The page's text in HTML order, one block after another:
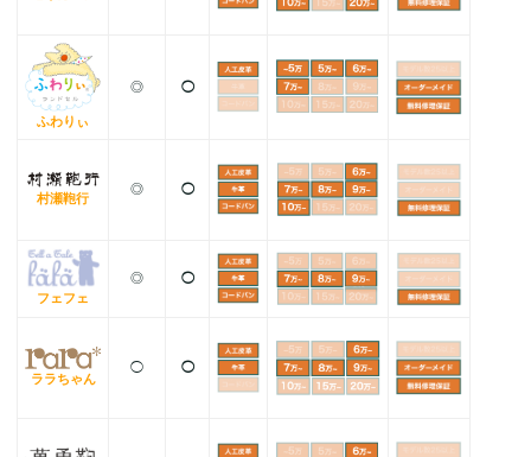
ふわりぃ
◎ ◯
村瀬鞄行
◎ ◯
フェフェ
◎ ◯
ララちゃん
◯ ◯